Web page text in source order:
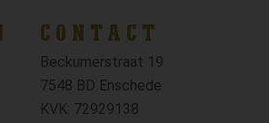
CONTACT
Beckumerstraat 19
7548 BD Enschede
KVK: 72929138